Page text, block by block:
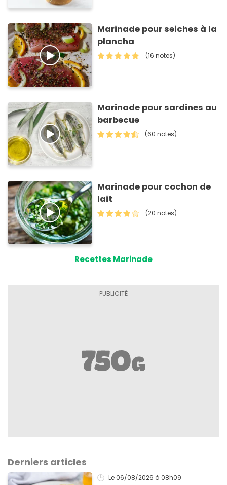
Marinade pour seiches à la
plancha
(16 notes)
Marinade pour sardines au
barbecue
(60 notes)
Marinade pour cochon de
lait
(20 notes)
Recettes Marinade
Derniers articles
Le 06/08/2026 à 08h09